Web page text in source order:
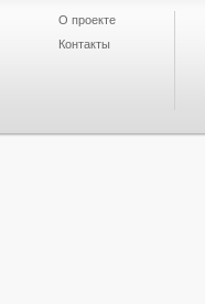
О проекте
Контакты